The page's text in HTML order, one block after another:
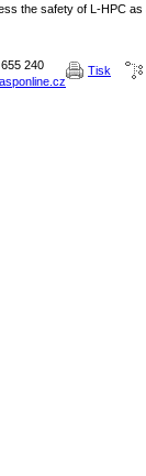
the safety of L-HPC as
240
Tisk